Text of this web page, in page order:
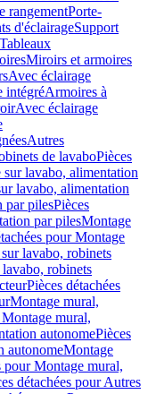
rangementPorte-
d'éclairageSupport
Tableaux
Miroirs et armoires
Avec éclairage
intégréArmoires à
Avec éclairage
Autres
de lavaboPièces
sur lavabo, alimentation
lavabo, alimentation
par pilesPièces
par pilesMontage
pour Montage
lavabo, robinets
robinets
Pièces détachées
Montage mural,
mural,
autonomePièces
autonomeMontage
pour Montage mural,
détachées pour Autres